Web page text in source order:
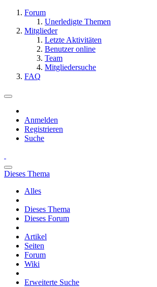
Forum
Unerledigte Themen
Mitglieder
Letzte Aktivitäten
Benutzer online
Team
Mitgliedersuche
FAQ
Anmelden
Registrieren
Suche
Dieses Thema
Alles
Dieses Thema
Dieses Forum
Artikel
Seiten
Forum
Wiki
Erweiterte Suche